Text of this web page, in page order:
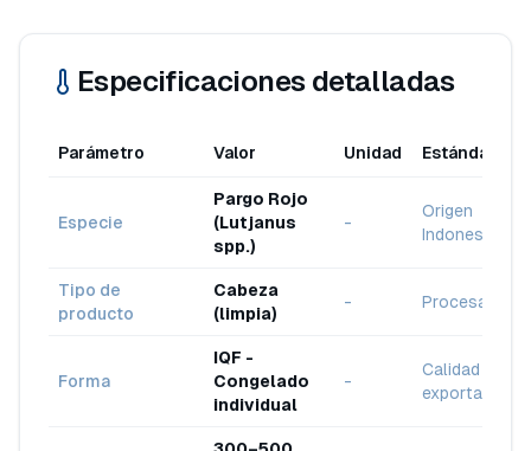
Especificaciones detalladas
Parámetro Valor Unidad Estándar
Especie
Pargo Rojo
(Lutjanus
spp.)
-
Origen
Indonesia
Tipo de
producto
Cabeza
(limpia)
- Procesado
Forma
IQF -
Congelado
individual
-
Calidad de
exportación